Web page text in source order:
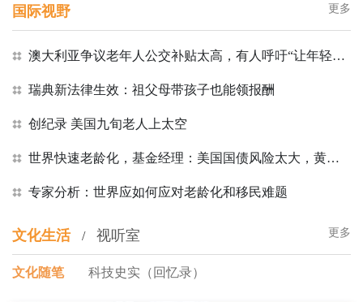
国际视野 更多
澳大利亚争议老年人公交补贴太高，有人呼吁“让年轻人享受更大折扣”
瑞典新法律生效：祖父母带孩子也能领报酬
创纪录 美国九旬老人上太空
世界快速老龄化，基金经理：美国国债风险太大，黄金才是更好选择
专家分析：世界应如何应对老龄化和移民难题
文化生活 / 视听室 更多
文化随笔 科技史实（回忆录）